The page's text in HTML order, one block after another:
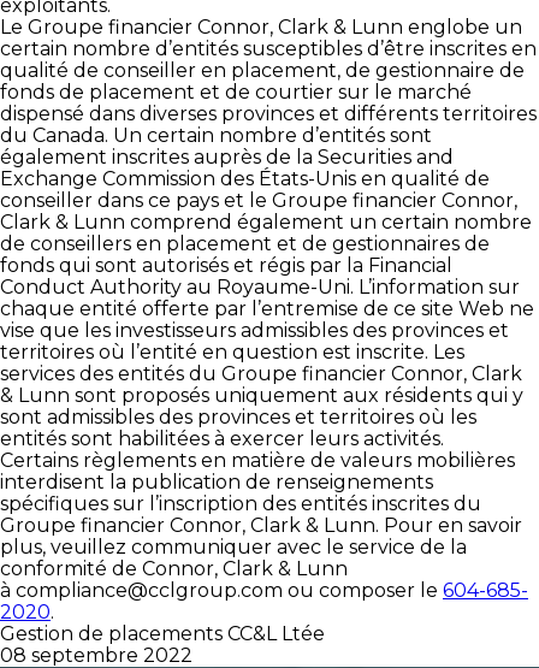
exploitants.
Le Groupe financier Connor, Clark & Lunn englobe un
certain nombre d’entités susceptibles d’être inscrites en
qualité de conseiller en placement, de gestionnaire de
fonds de placement et de courtier sur le marché
dispensé dans diverses provinces et différents territoires
du Canada. Un certain nombre d’entités sont
également inscrites auprès de la Securities and
Exchange Commission des États-Unis en qualité de
conseiller dans ce pays et le Groupe financier Connor,
Clark & Lunn comprend également un certain nombre
de conseillers en placement et de gestionnaires de
fonds qui sont autorisés et régis par la Financial
Conduct Authority au Royaume-Uni. L’information sur
chaque entité offerte par l’entremise de ce site Web ne
vise que les investisseurs admissibles des provinces et
territoires où l’entité en question est inscrite. Les
services des entités du Groupe financier Connor, Clark
& Lunn sont proposés uniquement aux résidents qui y
sont admissibles des provinces et territoires où les
entités sont habilitées à exercer leurs activités.
Certains règlements en matière de valeurs mobilières
interdisent la publication de renseignements
spécifiques sur l’inscription des entités inscrites du
Groupe financier Connor, Clark & Lunn. Pour en savoir
plus, veuillez communiquer avec le service de la
conformité de Connor, Clark & Lunn
à compliance@cclgroup.com ou composer le 604-685-
2020.
Gestion de placements CC&L Ltée
08 septembre 2022